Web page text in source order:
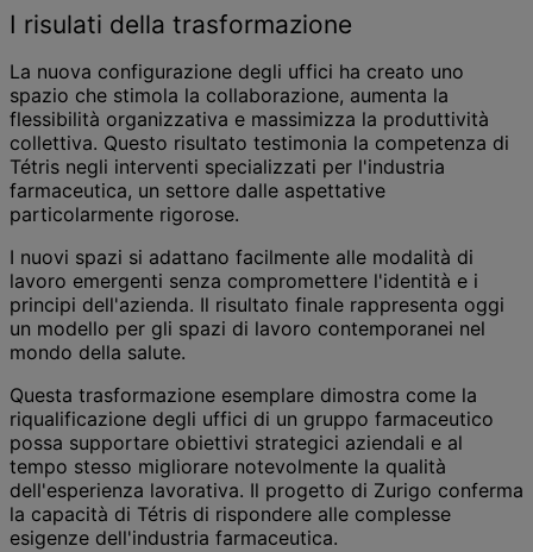
I risulati della trasformazione
La nuova configurazione degli uffici ha creato uno
spazio che stimola la collaborazione, aumenta la
flessibilità organizzativa e massimizza la produttività
collettiva. Questo risultato testimonia la competenza di
Tétris negli interventi specializzati per l'industria
farmaceutica, un settore dalle aspettative
particolarmente rigorose.
I nuovi spazi si adattano facilmente alle modalità di
lavoro emergenti senza compromettere l'identità e i
principi dell'azienda. Il risultato finale rappresenta oggi
un modello per gli spazi di lavoro contemporanei nel
mondo della salute.
Questa trasformazione esemplare dimostra come la
riqualificazione degli uffici di un gruppo farmaceutico
possa supportare obiettivi strategici aziendali e al
tempo stesso migliorare notevolmente la qualità
dell'esperienza lavorativa. Il progetto di Zurigo conferma
la capacità di Tétris di rispondere alle complesse
esigenze dell'industria farmaceutica.